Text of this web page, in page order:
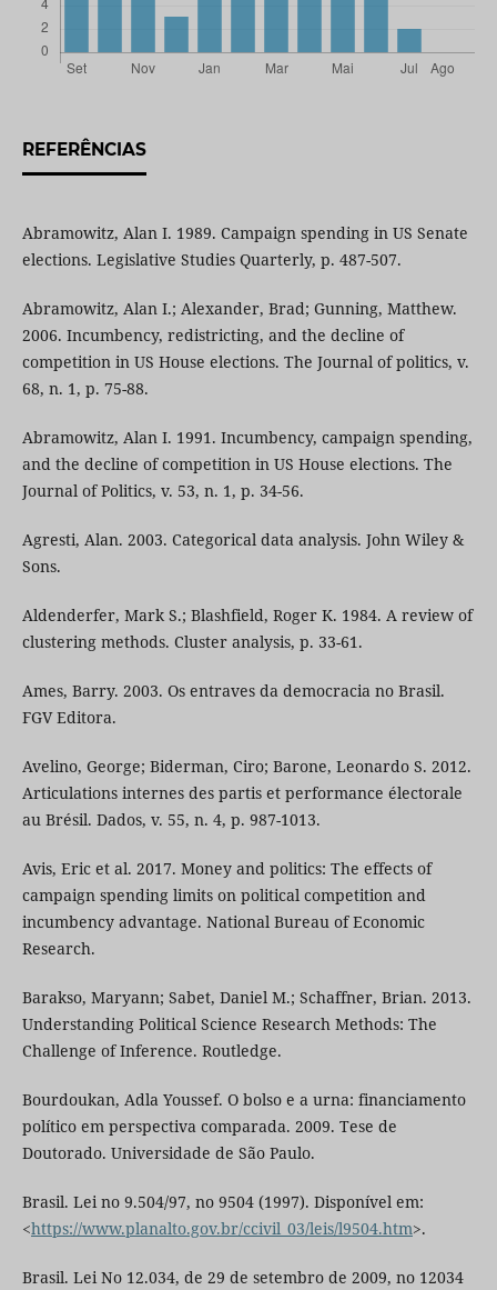
REFERÊNCIAS
Abramowitz, Alan I. 1989. Campaign spending in US Senate
elections. Legislative Studies Quarterly, p. 487-507.
Abramowitz, Alan I.; Alexander, Brad; Gunning, Matthew.
2006. Incumbency, redistricting, and the decline of
competition in US House elections. The Journal of politics, v.
68, n. 1, p. 75-88.
Abramowitz, Alan I. 1991. Incumbency, campaign spending,
and the decline of competition in US House elections. The
Journal of Politics, v. 53, n. 1, p. 34-56.
Agresti, Alan. 2003. Categorical data analysis. John Wiley &
Sons.
Aldenderfer, Mark S.; Blashfield, Roger K. 1984. A review of
clustering methods. Cluster analysis, p. 33-61.
Ames, Barry. 2003. Os entraves da democracia no Brasil.
FGV Editora.
Avelino, George; Biderman, Ciro; Barone, Leonardo S. 2012.
Articulations internes des partis et performance électorale
au Brésil. Dados, v. 55, n. 4, p. 987-1013.
Avis, Eric et al. 2017. Money and politics: The effects of
campaign spending limits on political competition and
incumbency advantage. National Bureau of Economic
Research.
Barakso, Maryann; Sabet, Daniel M.; Schaffner, Brian. 2013.
Understanding Political Science Research Methods: The
Challenge of Inference. Routledge.
Bourdoukan, Adla Youssef. O bolso e a urna: financiamento
político em perspectiva comparada. 2009. Tese de
Doutorado. Universidade de São Paulo.
Brasil. Lei no 9.504/97, no 9504 (1997). Disponível em:
<https://www.planalto.gov.br/ccivil_03/leis/l9504.htm>.
Brasil. Lei No 12.034, de 29 de setembro de 2009, no 12034